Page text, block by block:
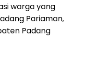
warga yang
Pariaman,
Padang